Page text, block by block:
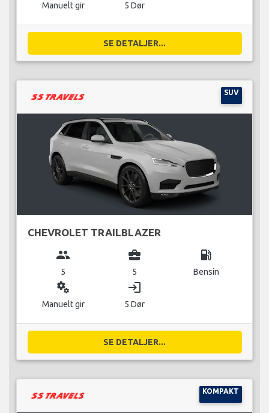
Manuelt gir 5 Dør
SE DETALJER...
SUV
CHEVROLET TRAILBLAZER
group
5
business_center
5
local_gas_station
Bensin
miscellaneous_services
Manuelt gir
login
5 Dør
SE DETALJER...
KOMPAKT